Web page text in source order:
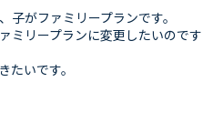
子がファミリープランです。
ミリープランに変更したいのです
たいです。